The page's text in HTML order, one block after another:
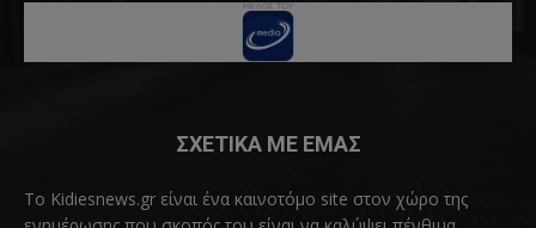
ΣΧΕΤΙΚΑ ΜΕ ΕΜΑΣ
Το Kidiesnews.gr είναι ένα καινοτόμο site στον χώρο της